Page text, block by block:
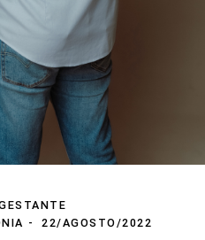
22/AGOSTO/2022